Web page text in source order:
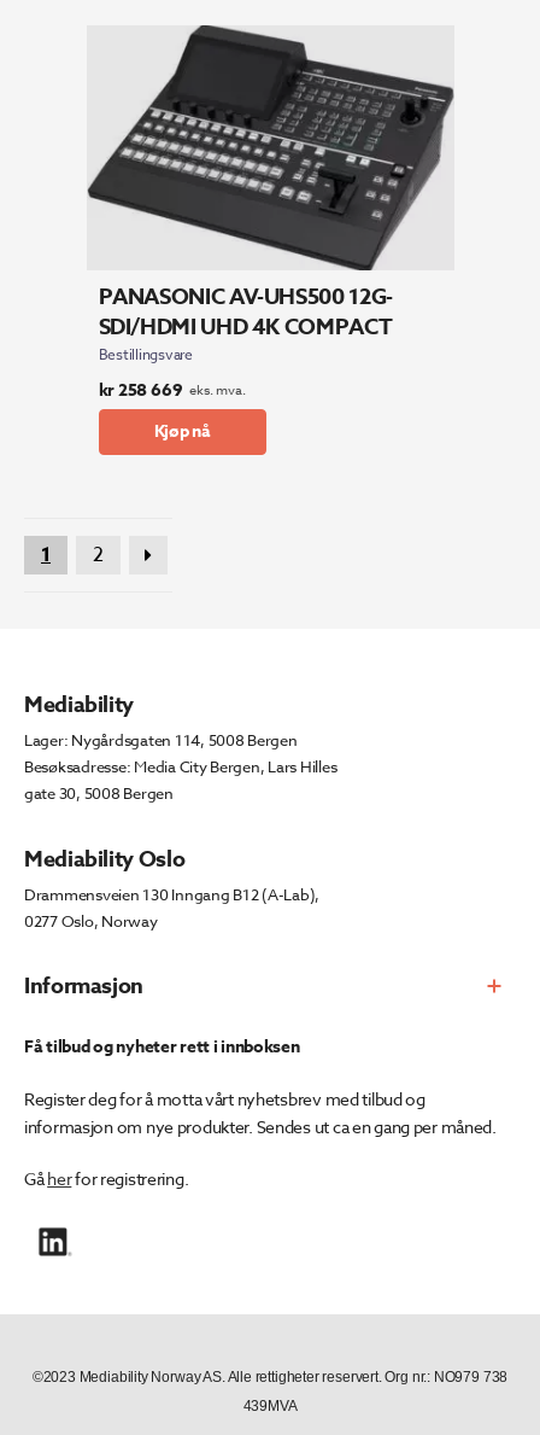
PANASONIC AV-UHS500 12G-
SDI/HDMI UHD 4K COMPACT
Bestillingsvare
kr258 669 eks. mva.
Kjøp nå
1 2
Informasjon
Mediability
Lager: Nygårdsgaten 114, 5008 Bergen
Besøksadresse: Media City Bergen, Lars Hilles
gate 30, 5008 Bergen
Mediability Oslo
Drammensveien 130 Inngang B12 (A-Lab),
0277 Oslo, Norway
Få tilbud og nyheter rett i innboksen
Register deg for å motta vårt nyhetsbrev med tilbud og
informasjon om nye produkter. Sendes ut ca en gang per måned.
Gåherfor registrering.
©2023 Mediability Norway AS. Alle rettigheter reservert. Org nr.: NO979 738
439MVA